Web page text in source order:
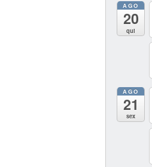
AGO
20
qui
AGO
21
sex